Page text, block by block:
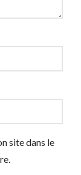
site dans le